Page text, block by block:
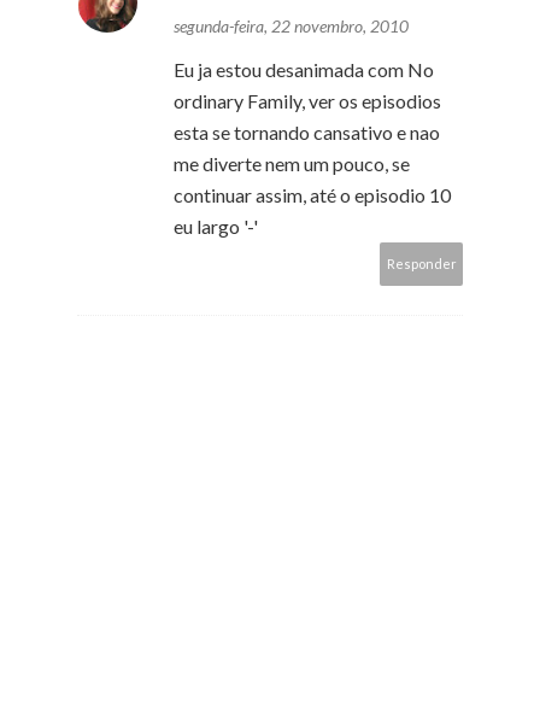
segunda-feira, 22 novembro, 2010
Eu ja estou desanimada com No
ordinary Family, ver os episodios
esta se tornando cansativo e nao
me diverte nem um pouco, se
continuar assim, até o episodio 10
eu largo '-'
Responder